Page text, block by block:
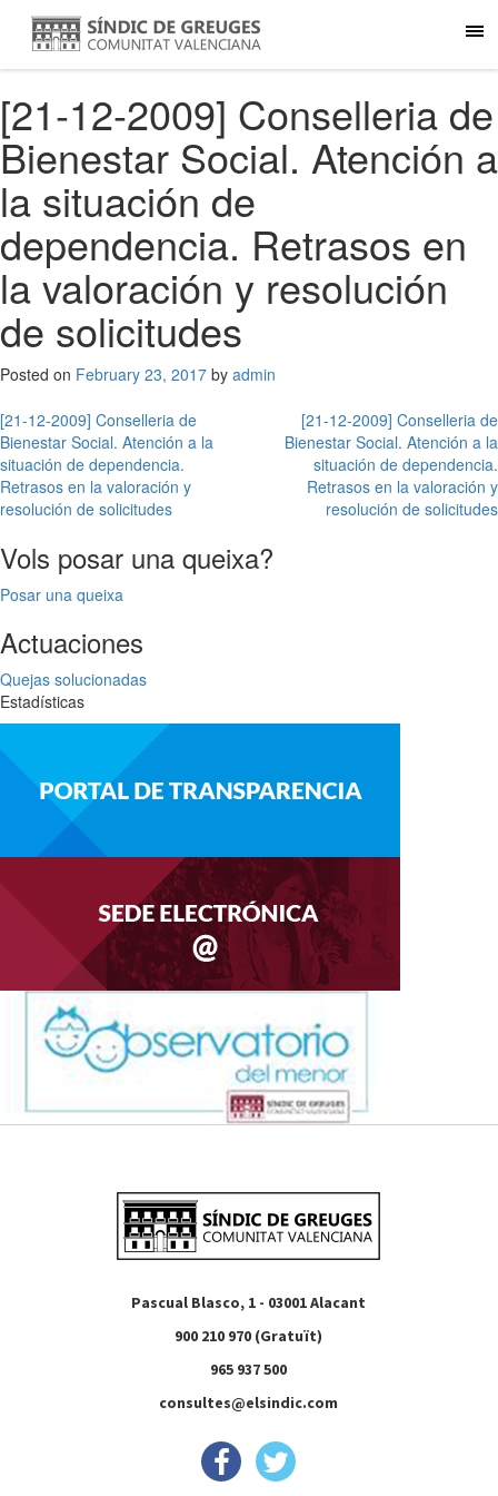
[21-12-2009] Conselleria de
Bienestar Social. Atención a
la situación de
dependencia. Retrasos en
la valoración y resolución
de solicitudes
Posted on February 23, 2017 by admin
Post
navigation
[21-12-2009] Conselleria de
Bienestar Social. Atención a la
situación de dependencia.
Retrasos en la valoración y
resolución de solicitudes
[21-12-2009] Conselleria de
Bienestar Social. Atención a la
situación de dependencia.
Retrasos en la valoración y
resolución de solicitudes
Vols posar una queixa?
Posar una queixa
Actuaciones
Quejas solucionadas
Estadísticas
Pascual Blasco, 1 - 03001 Alacant
900 210 970 (Gratuït)
965 937 500
consultes@elsindic.com